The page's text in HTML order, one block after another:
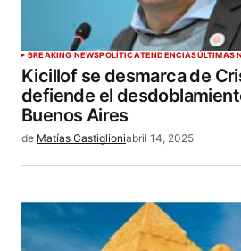
BREAKING NEWSPOLÍTICATENDENCIASÚLTIMAS
Kicillof se desmarca de
defiende el
Buenos Aires
de Matías Castiglioniabril 14, 2025